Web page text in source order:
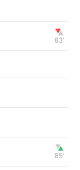
83‎’‎
85‎’‎